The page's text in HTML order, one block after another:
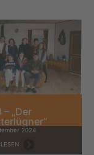
– „Der
2024